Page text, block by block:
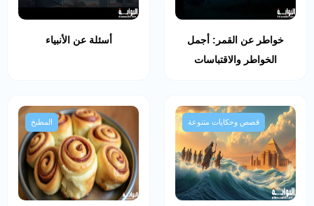
خواطر عن القمر: أجمل
الخواطر والاقتباسات
أسئلة عن الأنبياء
قصص وحكايات متنوعة المطبخ